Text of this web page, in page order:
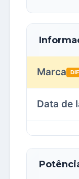
Marca
Data de